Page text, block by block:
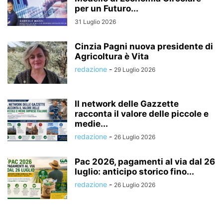
per un Futuro...
31 Luglio 2026
Cinzia Pagni nuova presidente di
Agricoltura è Vita
redazione - 29 Luglio 2026
Il network delle Gazzette
racconta il valore delle piccole e
medie...
redazione - 26 Luglio 2026
Pac 2026, pagamenti al via dal 26
luglio: anticipo storico fino...
redazione - 26 Luglio 2026